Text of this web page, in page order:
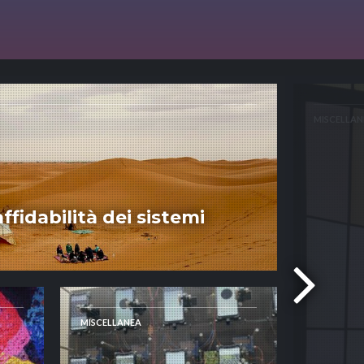
dei sistemi
MISCELLANEA